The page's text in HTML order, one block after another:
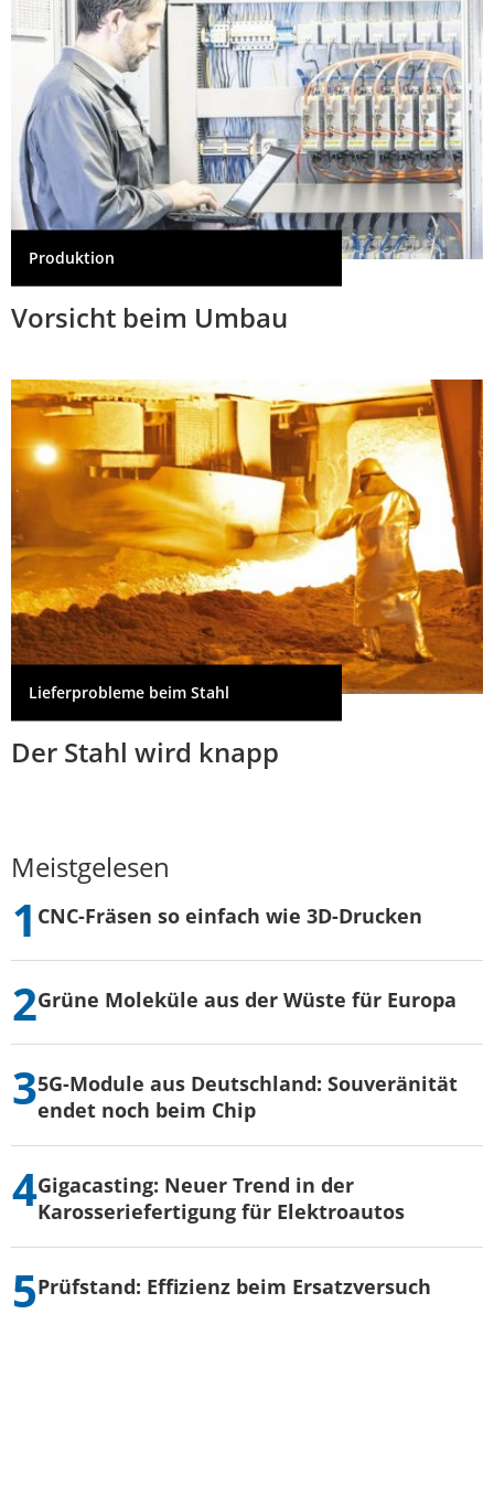
Produktion
Vorsicht beim Umbau
Lieferprobleme beim Stahl
Der Stahl wird knapp
Meistgelesen
CNC-Fräsen so einfach wie 3D-Drucken
Grüne Moleküle aus der Wüste für Europa
5G-Module aus Deutschland: Souveränität
endet noch beim Chip
Gigacasting: Neuer Trend in der
Karosseriefertigung für Elektroautos
Prüfstand: Effizienz beim Ersatzversuch